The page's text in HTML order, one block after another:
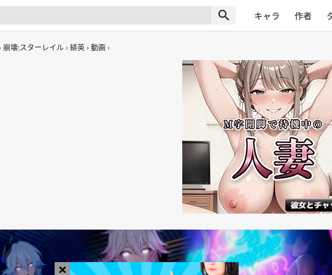
search キャラ 作者
崩壊:スターレイル 緋英 動画
×